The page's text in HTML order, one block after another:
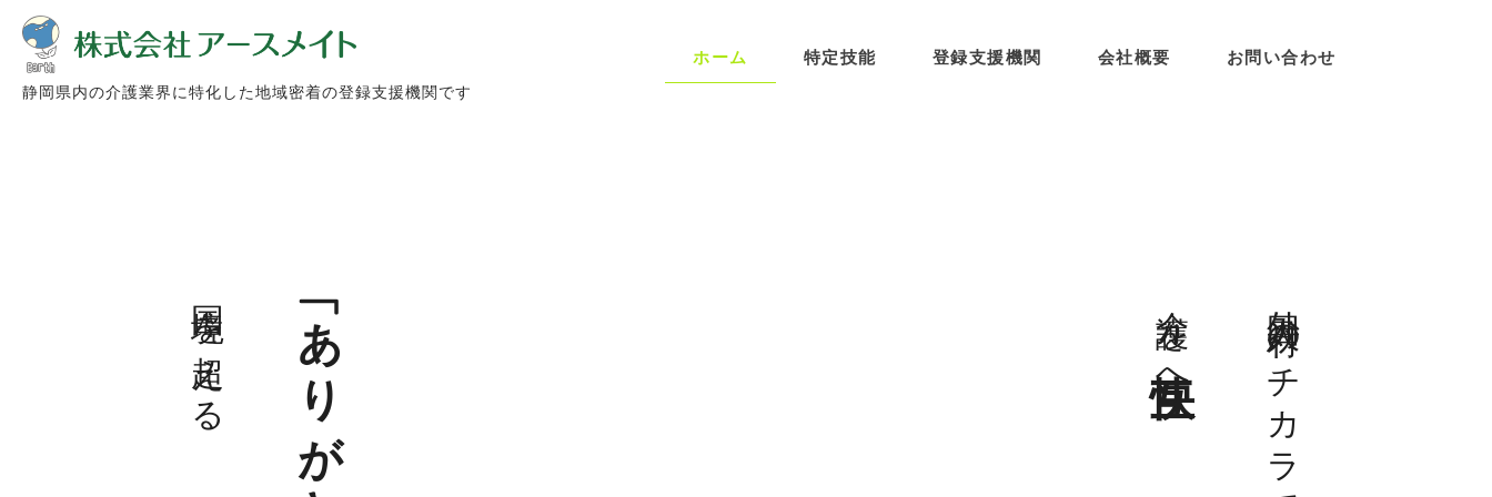
静岡県内の介護業界に特化した地域密着の登録支援機関です
ホーム 特定技能 登録支援機関 会社概要 お問い合わせ
外国人材のチカラで
介護を
快互
へ
国境を超える 「ありがとう」